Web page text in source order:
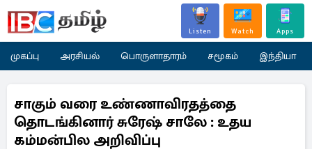
Listen Watch Apps
முகப்பு அரசியல் பொருளாதாரம் சமூகம் இந்தியா
சாகும் வரை உண்ணாவிரதத்தை
தொடங்கினார் சுரேஷ் சாலே : உதய
கம்மன்பில அறிவிப்பு